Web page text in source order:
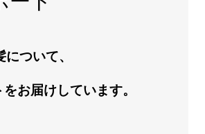
ついて、
お届けしています。